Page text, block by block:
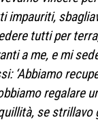
impauriti,
tutti per
a me, e mi
‘Abbiamo
regalare
se strillavo